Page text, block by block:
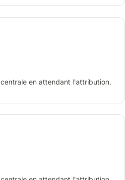
en attendant l'attribution.